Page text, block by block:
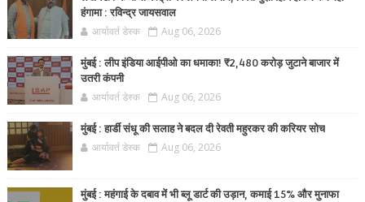
हंगामा : रविन्द्र जायसवाल
आर्यावर्त डेस्क Aug 06, 2026
मुंबई : लीप इंडिया आईपीओ का धमाका! ₹2,480 करोड़ जुटाने बाजार में
उतरी कंपनी
आर्यावर्त डेस्क Aug 06, 2026
मुंबई : हार्डी संधू की सलाह ने बदल दी रेवती महुरकर की करियर सोच
आर्यावर्त डेस्क Aug 06, 2026
मुंबई : महंगाई के दबाव में भी ब्लू डार्ट की उड़ान, कमाई 15% और मुनाफा